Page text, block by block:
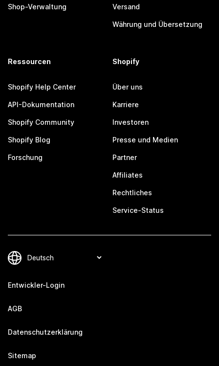
Shop-Verwaltung Versand
Währung und Übersetzung
Ressourcen
Shopify Help Center
API-Dokumentation
Shopify Community
Shopify Blog
Forschung
Shopify
Über uns
Karriere
Investoren
Presse und Medien
Partner
Affiliates
Rechtliches
Service-Status
Entwickler-Login
AGB
Datenschutzerklärung
Sitemap